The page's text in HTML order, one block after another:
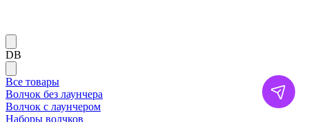
DB
Все товары
Волчок без лаунчера
Волчок с лаунчером
Наборы волчков